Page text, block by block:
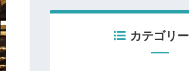
カテゴリー